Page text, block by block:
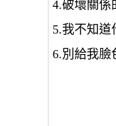
4.破壞關係
5.我不知道
6.別給我臉